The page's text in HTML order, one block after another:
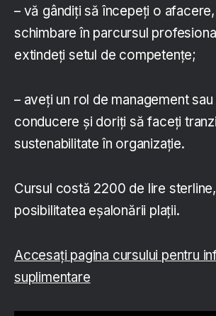
– vă gândiți să începeți o
schimbare în parcursul
extindeți setul de competențe;
– aveți un rol de management
conducere și doriți să faceți
sustenabilitate în organizație.
Cursul costă 2200 de lire
posibilitatea eșalonării plații.
Accesați pagina cursului pentru
suplimentare